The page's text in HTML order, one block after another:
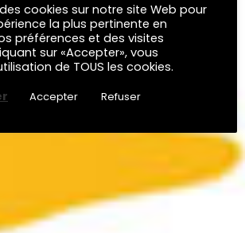
cookies sur notre site Web pour
la plus pertinente en
préférences et des visites
sur «Accepter», vous
de TOUS les cookies.
Accepter Refuser